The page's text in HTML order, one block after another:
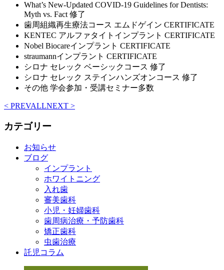
What’s New-Updated COVID-19 Guidelines for Dentists:
Myth vs. Fact 修了
歯周組織再生療法コース エムドゲイン CERTIFICATE
KENTEC アルファタイトインプラント CERTIFICATE
Nobel Biocareインプラント CERTIFICATE
straumannインプラント CERTIFICATE
シロナ セレック ベーシックコース 修了
シロナ セレック ステインハンズオンコース 修了
その他 学会参加・受講セミナー多数
< PREVALLNEXT >
カテゴリー
お知らせ
ブログ
インプラント
ホワイトニング
入れ歯
審美歯科
小児・妊婦歯科
歯周病治療・予防歯科
矯正歯科
虫歯治療
託児コラム